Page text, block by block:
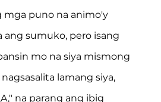
puno na animo'y
ang sumuko, pero isang
mo na siya mismong
lamang siya,
na parang ang ibig